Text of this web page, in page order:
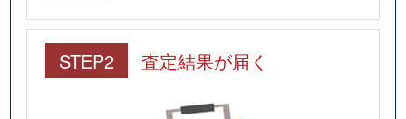
STEP2 査定結果が届く